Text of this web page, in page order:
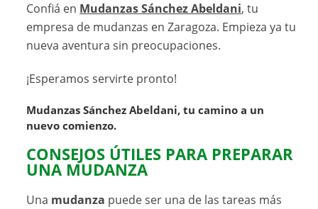
Confiá en Mudanzas Sánchez Abeldani, tu
empresa de mudanzas en Zaragoza. Empieza ya tu
nueva aventura sin preocupaciones.
¡Esperamos servirte pronto!
Mudanzas Sánchez Abeldani, tu camino a un
nuevo comienzo.
CONSEJOS ÚTILES PARA PREPARAR
UNA MUDANZA
Una mudanza puede ser una de las tareas más